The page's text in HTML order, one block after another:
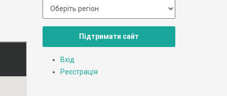
Підтримати сайт
Вхід
Реєстрація